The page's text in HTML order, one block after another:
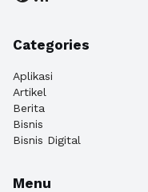
Categories
Aplikasi
Artikel
Berita
Bisnis
Bisnis Digital
Menu